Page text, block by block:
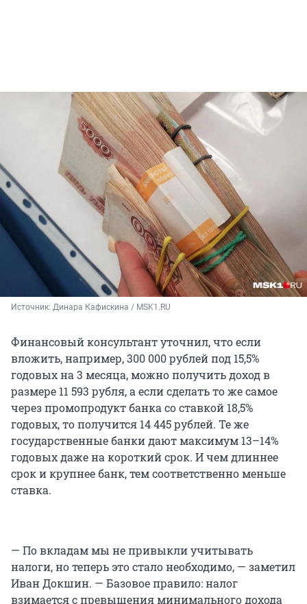
Источник: Динара Кафискина / MSK1.RU
Финансовый консультант уточнил, что если
вложить, например, 300 000 рублей под 15,5%
годовых на 3 месяца, можно получить доход в
размере 11 593 рубля, а если сделать то же самое
через промопродукт банка со ставкой 18,5%
годовых, то получится 14 445 рублей. Те же
государственные банки дают максимум 13–14%
годовых даже на короткий срок. И чем длиннее
срок и крупнее банк, тем соответственно меньше
ставка.
— По вкладам мы не привыкли учитывать
налоги, но теперь это стало необходимо, — заметил
Иван Докшин. — Базовое правило: налог
взимается с превышения минимального дохода